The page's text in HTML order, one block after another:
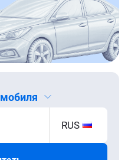
RUS